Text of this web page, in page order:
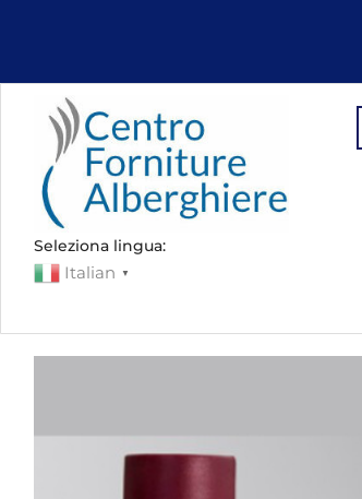
Seleziona lingua:
Italian ▼